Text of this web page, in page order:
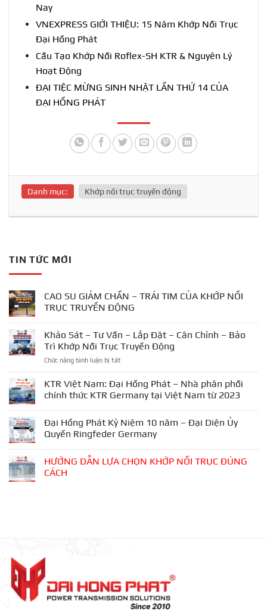
Nay
VNEXPRESS GIỚI THIỆU: 15 Năm Khớp Nối Trục
Đại Hồng Phát
Cấu Tạo Khớp Nối Roflex-SH KTR & Nguyên Lý
Hoạt Động
ĐẠI TIỆC MỪNG SINH NHẬT LẦN THỨ 14 CỦA
ĐẠI HỒNG PHÁT
Danh mục: Khớp nối trục truyền động
TIN TỨC MỚI
CAO SU GIẢM CHẤN – TRÁI TIM CỦA KHỚP NỐI
TRỤC TRUYỀN ĐỘNG
Khảo Sát – Tư Vấn – Lắp Đặt – Cân Chỉnh – Bảo
Trì Khớp Nối Trục Truyền Động
Chức năng bình luận bị tắtở
Sát
Tư
Vấn
–
Lắp
–
Cân
KTR Việt Nam: Đại Hồng Phát – Nhà phân phối
chính thức KTR Germany tại Việt Nam từ 2023
Đại Hồng Phát Kỷ Niệm 10 năm – Đại Diện Ủy
Quyền Ringfeder Germany
HƯỚNG DẪN LỰA CHỌN KHỚP NỐI TRỤC ĐÚNG
CÁCH